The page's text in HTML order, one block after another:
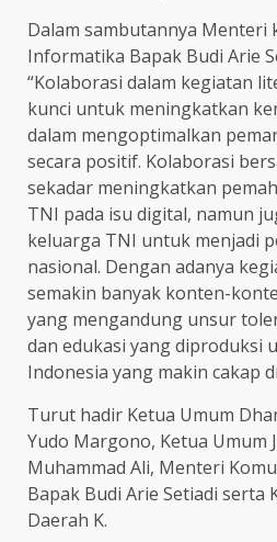
Dalam sambutannya Menteri
Informatika Bapak Budi Arie
“Kolaborasi dalam kegiatan
kunci untuk meningkatkan
dalam mengoptimalkan
secara positif. Kolaborasi
sekadar meningkatkan
TNI pada isu digital, namun
keluarga TNI untuk menjadi
nasional. Dengan adanya
semakin banyak konten-
yang mengandung unsur
dan edukasi yang diproduksi
Indonesia yang makin cakap
Turut hadir Ketua Umum
Yudo Margono, Ketua Umum
Muhammad Ali, Menteri
Bapak Budi Arie Setiadi serta
Daerah K.